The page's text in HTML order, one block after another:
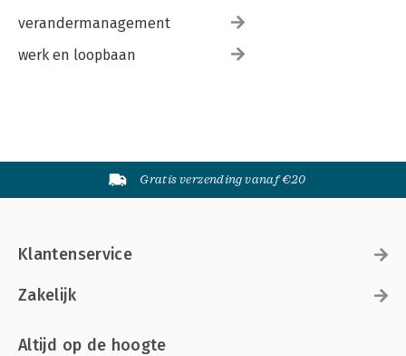
verandermanagement
werk en loopbaan
Gratis verzending vanaf €20
Klantenservice
Zakelijk
Altijd op de hoogte